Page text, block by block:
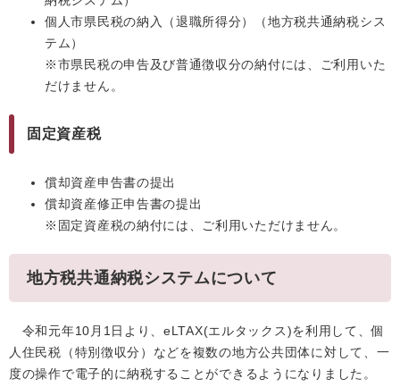
個人市県民税の納入（退職所得分）（地方税共通納税シス
テム）
※市県民税の申告及び普通徴収分の納付には、ご利用いた
だけません。
固定資産税
償却資産申告書の提出
償却資産修正申告書の提出
※固定資産税の納付には、ご利用いただけません。
地方税共通納税システムについて
令和元年10月1日より、eLTAX(エルタックス)を利用して、個
人住民税（特別徴収分）などを複数の地方公共団体に対して、一
度の操作で電子的に納税することができるようになりました。